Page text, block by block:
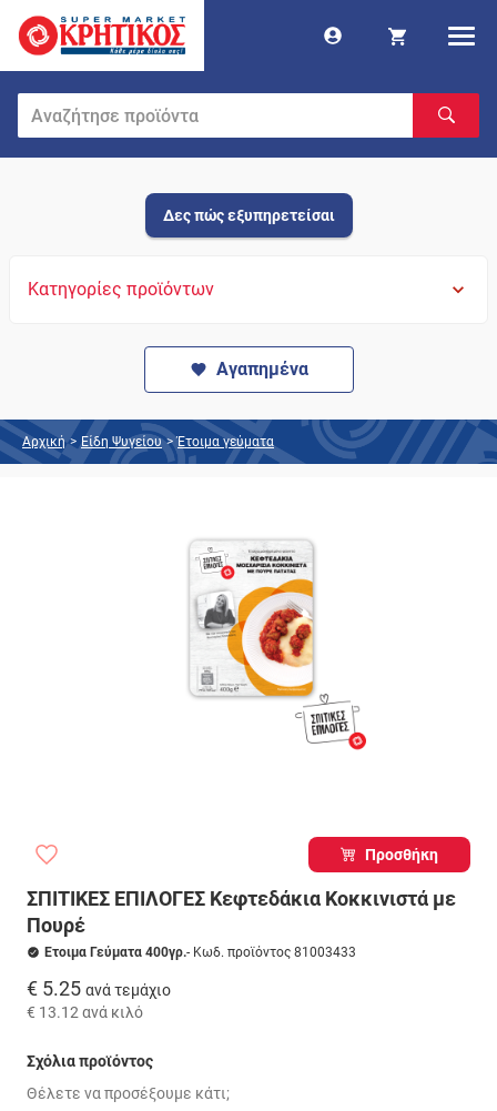
Δες πώς εξυπηρετείσαι
Κατηγορίες προϊόντων
Αγαπημένα
Αρχική > Είδη Ψυγείου > Έτοιμα γεύματα
Προσθήκη
ΣΠΙΤΙΚΕΣ ΕΠΙΛΟΓΕΣ Κεφτεδάκια Κοκκινιστά με
Πουρέ
Ετοιμα Γεύματα 400γρ.- Κωδ. προϊόντος 81003433
€ 5.25 ανά τεμάχιο
€ 13.12 ανά κιλό
Σχόλια προϊόντος